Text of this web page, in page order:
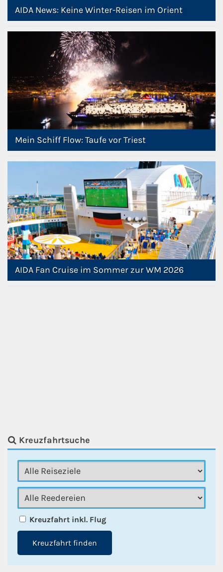
AIDA News: Keine Winter-Reisen im Orient
Mein Schiff Flow: Taufe vor Triest
AIDA Fan Cruise im Sommer zur WM 2026
Kreuzfahrtsuche
Kreuzfahrt inkl. Flug
Kreuzfahrt finden